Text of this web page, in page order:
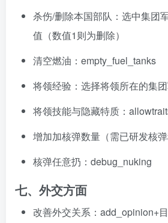
杀伤/删除本国部队：选中集团
值（数值1则为删除）
清空燃油：empty_fuel_tanks
将领经验：选择将领所在的集
将领技能与隐藏特质：
增加加核弹数量（需已研发核
核弹任意扔：debug_nuking
七、外交方面
改善外交关系：add_opinion+